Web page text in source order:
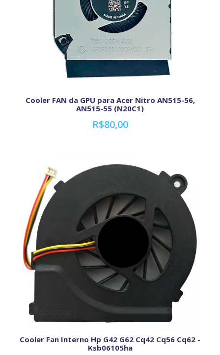
Cooler FAN da GPU para Acer Nitro AN515-56,
AN515-55 (N20C1)
R$80,00
Cooler Fan Interno Hp G42 G62 Cq42 Cq56 Cq62 -
Ksb06105ha